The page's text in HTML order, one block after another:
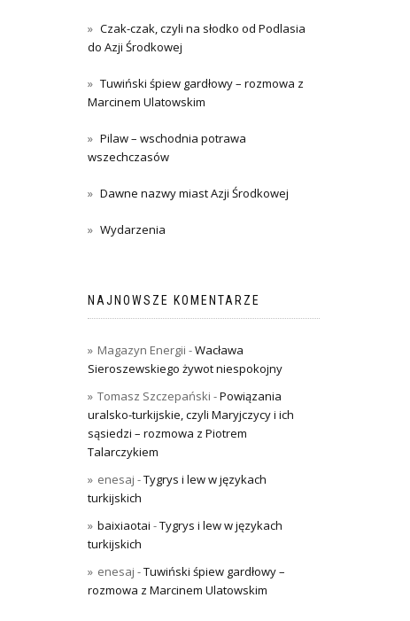
Czak-czak, czyli na słodko od Podlasia
do Azji Środkowej
Tuwiński śpiew gardłowy – rozmowa z
Marcinem Ulatowskim
Pilaw – wschodnia potrawa
wszechczasów
Dawne nazwy miast Azji Środkowej
Wydarzenia
NAJNOWSZE KOMENTARZE
Magazyn Energii -Wacława
Sieroszewskiego żywot niespokojny
Tomasz Szczepański -Powiązania
uralsko-turkijskie, czyli Maryjczycy i ich
sąsiedzi – rozmowa z Piotrem
Talarczykiem
enesaj -Tygrys i lew w językach
turkijskich
baixiaotai -Tygrys i lew w językach
turkijskich
enesaj -Tuwiński śpiew gardłowy –
rozmowa z Marcinem Ulatowskim